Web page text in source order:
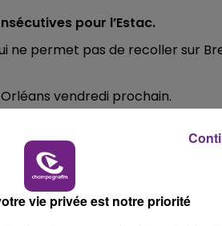
11h00 - 16h00
END CHAMPAGNE FM
pour l’Estac.
ne permet pas de recoller sur
vendredi prochain.
vie privée est notre priorité